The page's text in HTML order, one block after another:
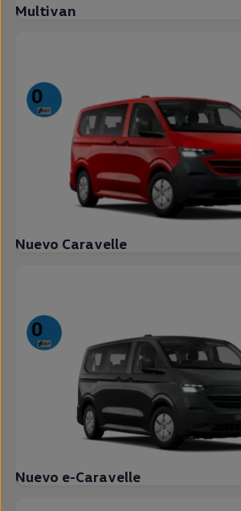
Multivan
Nuevo Caravelle
Nuevo e-Caravelle